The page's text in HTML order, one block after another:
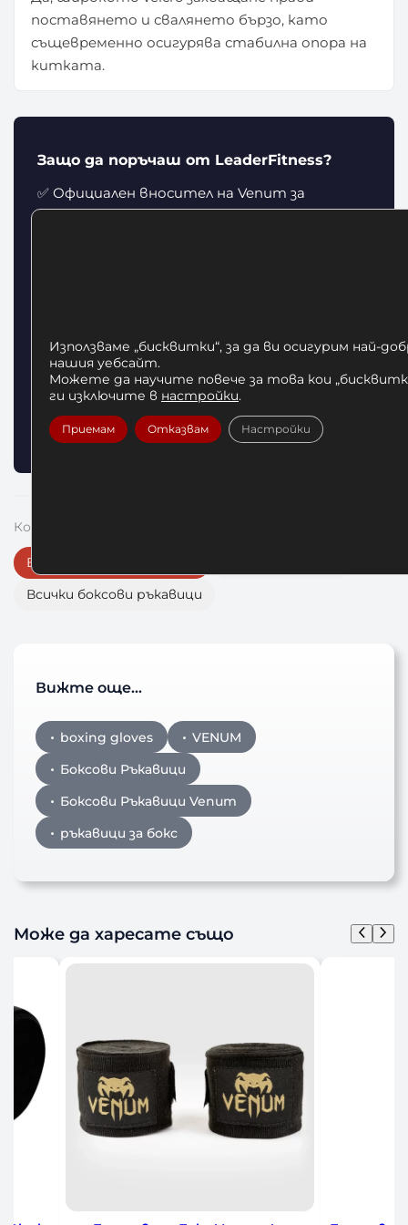
поставянето и свалянето бързо, като
същевременно осигурява стабилна опора на
китката.
Защо да поръчаш от LeaderFitness?
✅ Официален вносител на Venum за
📞 Безплатна консултация за избор на
размер
💳 Плащане при доставка, онлайн или на
изплащане с TBI Bank
Комплектувай екипировката си:
Всички Venum продукти
Всички боксови ръкавици
Вижте още…
boxing gloves
VENUM
Боксови Ръкавици
Боксови Ръкавици Venum
ръкавици за бокс
Може да харесате също
Използваме „бисквитки“, за да ви осигурим най-
нашия уебсайт.
Можете да научите повече за това кои
ги изключите в настройки.
Приемам Отказвам Настройки